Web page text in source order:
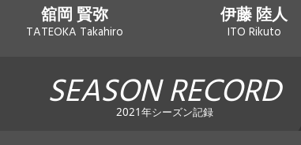
舘岡 賢弥
TATEOKA Takahiro
伊藤 陸人
ITO Rikuto
SEASON RECORD
2021年シーズン記録